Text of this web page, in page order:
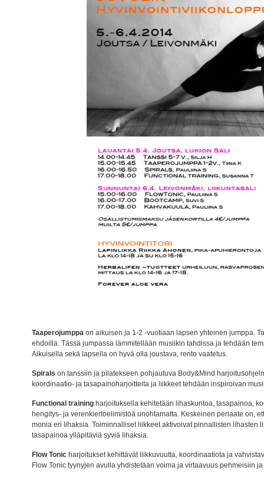
Taaperojumppa on aikuisen ja 1-2 -vuotiaan lapsen yhteinen jumppa.
ehdoilla. Tässä jumpassa lämmitellään musiikin tahdissa ja tehdään
Aikuisella sekä lapsella on hyvä olla joustava, rento vaatetus.
Spirals on tanssiin ja pilatekseen pohjautuva Body&Mind
koordinaatio- ja tasapainoharjoitteita ja liikkeet tehdään inspiroivan
Functional training harjoituksella kehitetään lihaskuntoa, tasapainoa,
hengitys- ja verenkiertoelimistöä unohtamatta. Keskeinen periaate on,
monia eri lihaksia. Toiminnalliset liikkeet aktivoivat pinnallisten lihasten
tasapainoa ylläpitäviä syviä lihaksia.
Flow Tonic harjoitukset kehittävät liikkuvuutta, koordinaatiota ja
Flow Tonic tyynyjen avulla yhdistetään voima ja virtaavuus pehmeisiin